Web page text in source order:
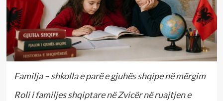
Familja – shkolla e parë e gjuhës shqipe në mërgim
Roli i familjes shqiptare në Zvicër në ruajtjen e